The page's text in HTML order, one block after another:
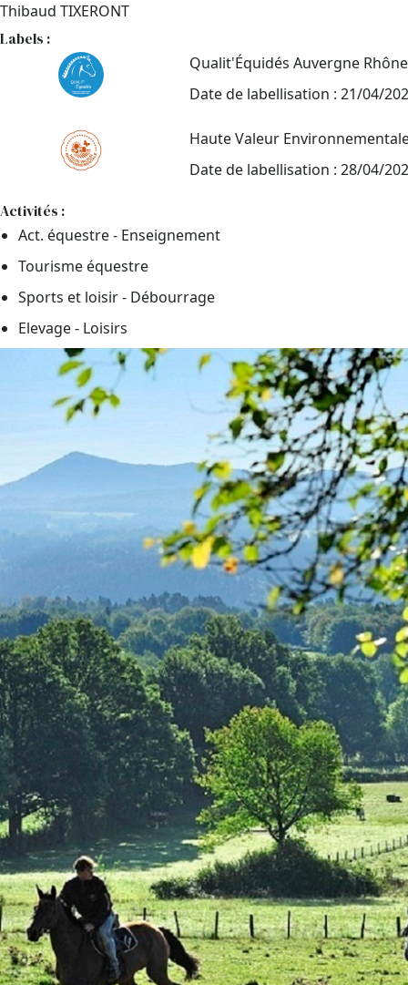
Thibaud TIXERONT
Labels :
Qualit'Équidés Auvergne
Date de labellisation : 21/04/
Haute Valeur
Date de labellisation : 28/04/
Activités :
Act. équestre - Enseignement
Tourisme équestre
Sports et loisir - Débourrage
Elevage - Loisirs